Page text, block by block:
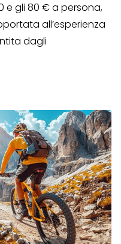
e gli 80 € a persona,
all’esperienza
dagli